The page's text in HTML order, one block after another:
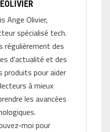
Ange Olivier,
spécialisé tech.
régulièrement des
d'actualité et des
produits pour aider
à mieux
les avancées
moi pour